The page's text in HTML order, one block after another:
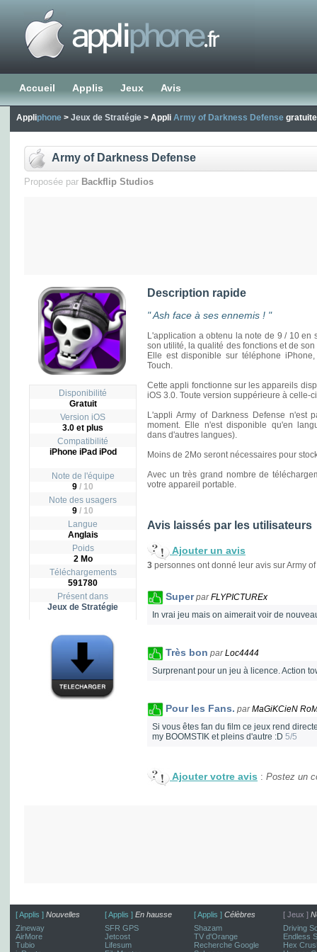
Accueil Applis Jeux Avis
Appliphone > Jeux de Stratégie > Appli Army of Darkness Defense
Army of Darkness Defense
Proposée par Backflip Studios
Disponibilité
Gratuit
Version iOS
3.0 et plus
Compatibilité
iPhone iPad iPod
Note de l'équipe
9 / 10
Note des usagers
9 / 10
Langue
Anglais
Poids
2 Mo
Téléchargements
591780
Présent dans
Jeux de Stratégie
Description rapide
" Ash face à ses ennemis ! "
L'application a obtenu la note de 9 / 10 en
son utilité, la qualité des fonctions et de
Elle est disponible sur téléphone
Touch.
Cette appli fonctionne sur les appareils
iOS 3.0. Toute version suppérieure à celle-
L'appli Army of Darkness Defense n'est
moment. Elle n'est disponible qu'en
dans d'autres langues).
Moins de 2Mo seront nécessaires pour
Avec un très grand nombre de
votre appareil portable.
Avis laissés par les utilisateurs
Ajouter un avis
3 personnes ont donné leur avis sur Army
Super parFLYPICTUREx
In vrai jeu mais on aimerait voir de
Très bon parLoc4444
Surprenant pour un jeu à licence. Action
Pour les Fans. parMaGiKCieN
Si vous êtes fan du film ce jeux rend
my BOOMSTIK et pleins d'autre :D 5/5
Ajouter votre avis : Postez un
[ Applis ] Nouvelles
Zineway
AirMore
Tubio
[ Applis ] En hausse
SFR GPS
Jetcost
Lifesum
[ Applis ] Célèbres
Shazam
TV d'Orange
Recherche Google
[ Jeux ]
Driving
Endless
Hex